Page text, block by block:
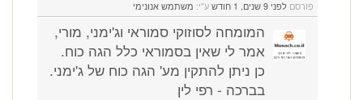
פורסם לפני 9 שנים, 1 חודש ע"י: משתמש אנונימי
המומחה לסוזוקי סמוראי וג'ימני, מורי,
אמר לי שאין בסמוראי כלל הגה כוח.
כן ניתן להתקין מע' הגה כוח של ג'ימני.
בברכה - רפי לין